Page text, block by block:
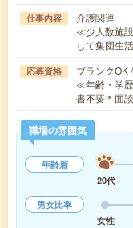
仕事内容
介護関連
≪少人数施
して集団生
応募資格
ブランクOK
≪年齢・学
書不要＊面
職場の雰囲気
年齢層
20代
男女比率
女性